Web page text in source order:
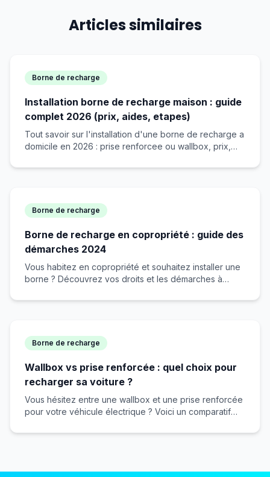
Articles similaires
Borne de recharge
Installation borne de recharge maison : guide
complet 2026 (prix, aides, etapes)
Tout savoir sur l'installation d'une borne de recharge a
domicile en 2026 : prise renforcee ou wallbox, prix,
puissance.
Borne de recharge
Borne de recharge en copropriété : guide des
démarches 2024
Vous habitez en copropriété et souhaitez installer une
borne ? Découvrez vos droits et les démarches à
Borne de recharge
Wallbox vs prise renforcée : quel choix pour
recharger sa voiture ?
Vous hésitez entre une wallbox et une prise renforcée
pour votre véhicule électrique ? Voici un comparatif